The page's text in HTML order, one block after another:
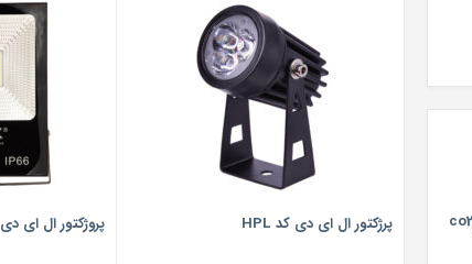
پرژکتور ال ای دی کد HPL پروژکتور ال ای دی 100 وات ای لایت کد IP66